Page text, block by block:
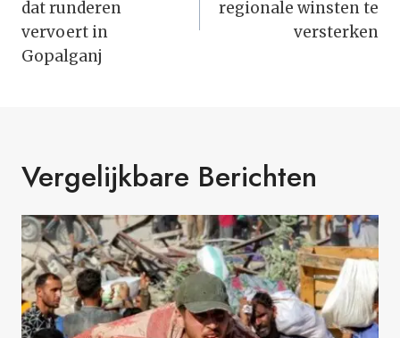
dat runderen
vervoert in
Gopalganj
regionale winsten te
versterken
Vergelijkbare Berichten